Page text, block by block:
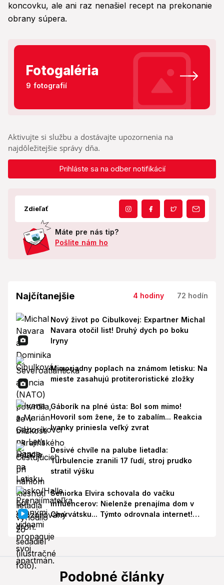
koncovku, ale ani raz nenašiel recept na prekonanie
obrany súpera.
Fotogaléria
9 fotografií
Aktivujte si službu a dostávajte upozornenia na
najdôležitejšie správy dňa.
Prihláste sa na odber notifikácií
Zdieľať
Máte pre nás tip?
Pošlite nám ho
Najčítanejšie 4 hodiny 72 hodín
Nový život po Cibulkovej: Expartner Michal
Navara otočil list! Druhý dych po boku
Iryny
Mimoriadny poplach na známom letisku: Na
mieste zasahujú protiteroristické zložky
Gáborík na plné ústa: Bol som mimo!
Hovoril som žene, že to zabalím... Reakcia
Ivanky priniesla veľký zvrat
Desivé chvíle na palube lietadla:
Turbulencie zranili 17 ľudí, stroj prudko
stratil výšku
Seniorka Elvira schovala do vačku
influencerov: Nielenže prenajíma dom v
Chorvátsku... Týmto odrovnala internet!
Podobné články